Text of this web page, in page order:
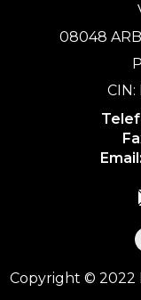
08048
CIN:
Email:
Copyright © 2022